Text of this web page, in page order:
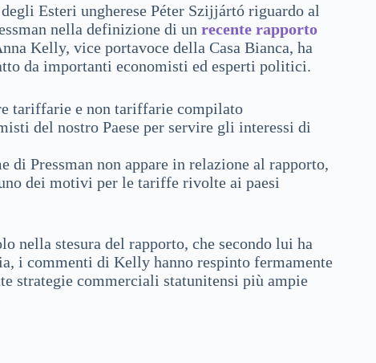
Esteri ungherese Péter Szijjártó riguardo al
nella definizione di un recente rapporto
Kelly, vice portavoce della Casa Bianca, ha
da importanti economisti ed esperti politici.
tariffarie e non tariffarie compilato
del nostro Paese per servire gli interessi di
Pressman non appare in relazione al rapporto,
dei motivi per le tariffe rivolte ai paesi
nella stesura del rapporto, che secondo lui ha
i commenti di Kelly hanno respinto fermamente
strategie commerciali statunitensi più ampie